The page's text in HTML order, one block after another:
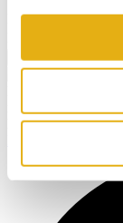
Navn
Tilmeld
BOBMAN er
mere komfortabelt
højest mulige